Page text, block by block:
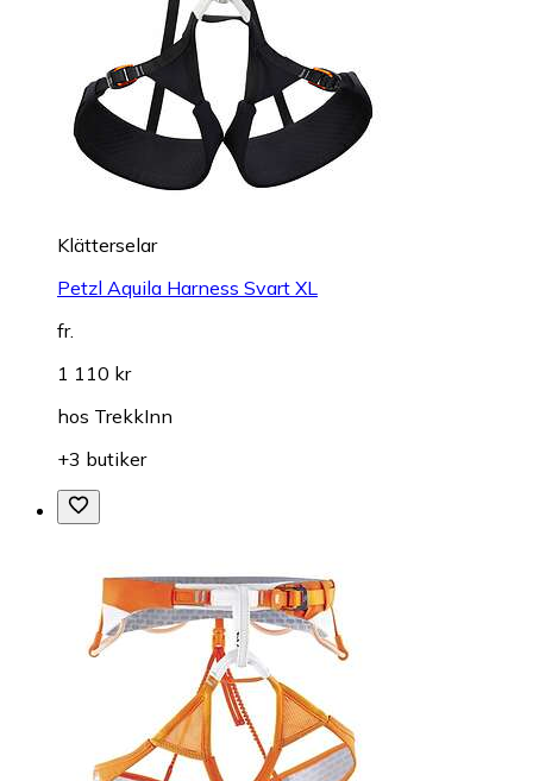
Klätterselar
Petzl Aquila Harness Svart XL
fr.
1 110 kr
hos TrekkInn
+3 butiker